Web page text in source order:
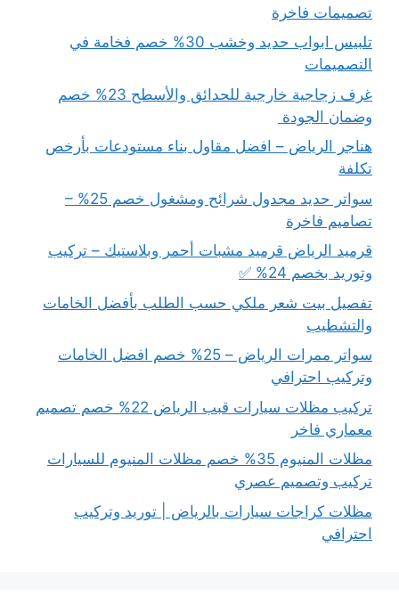
تصميمات فاخرة
تلبيس ابواب حديد وخشب 30% خصم فخامة في
التصميمات
غرف زجاجية خارجية للحدائق والأسطح 23% خصم
وضمان الجودة
هناجر الرياض – افضل مقاول بناء مستودعات بأرخص
تكلفة
سواتر حديد مجدول شرائح ومشغول خصم 25% –
تصاميم فاخرة
قرميد الرياض قرميد مشبات أحمر وبلاستيك – تركيب
وتوريد بخصم 24% ✅
تفصيل بيت شعر ملكي حسب الطلب بأفضل الخامات
والتشطيب
سواتر ممرات الرياض – 25% خصم افضل الخامات
وتركيب احترافي
تركيب مظلات سيارات قبب الرياض 22% خصم تصميم
معماري فاخر
مظلات المنيوم 35% خصم مظلات المنيوم للسيارات
تركيب وتصميم عصري
مظلات كراجات سيارات بالرياض | توريد وتركيب
احترافي